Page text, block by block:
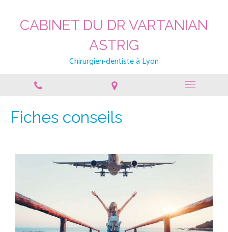
CABINET DU DR VARTANIAN
ASTRIG
Chirurgien-dentiste à Lyon
Fiches conseils